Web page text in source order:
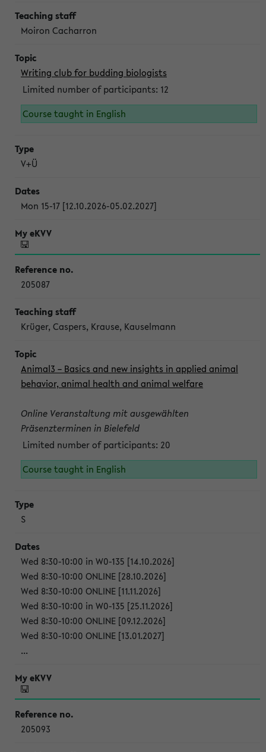
Moiron Cacharron
Writing club for budding biologists
Limited number of participants: 12
Course taught in English
V+Ü
Mon 15-17 [12.10.2026-05.02.2027]
205087
Krüger, Caspers, Krause, Kauselmann
Animal3 – Basics and new insights in applied animal
behavior, animal health and animal welfare
Online Veranstaltung mit ausgewählten
Präsenzterminen in Bielefeld
Limited number of participants: 20
Course taught in English
S
Wed 8:30-10:00 in W0-135 [14.10.2026]
Wed 8:30-10:00 ONLINE [28.10.2026]
Wed 8:30-10:00 ONLINE [11.11.2026]
Wed 8:30-10:00 in W0-135 [25.11.2026]
Wed 8:30-10:00 ONLINE [09.12.2026]
Wed 8:30-10:00 ONLINE [13.01.2027]
...
205093